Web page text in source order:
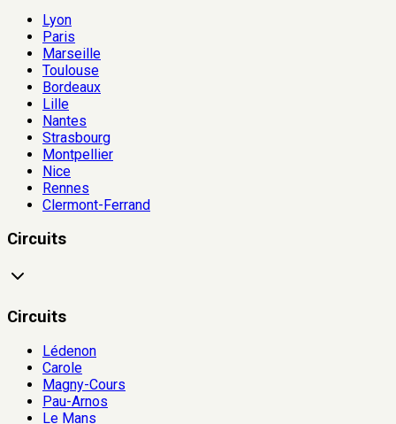
Lyon
Paris
Marseille
Toulouse
Bordeaux
Lille
Nantes
Strasbourg
Montpellier
Nice
Rennes
Clermont-Ferrand
Circuits
Circuits
Lédenon
Carole
Magny-Cours
Pau-Arnos
Le Mans